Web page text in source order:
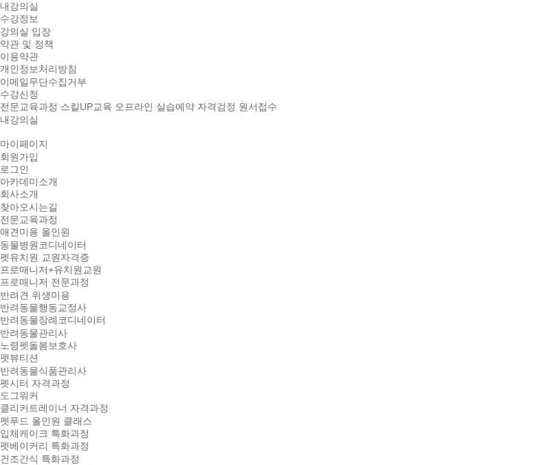
내강의실
수강정보
강의실 입장
약관 및 정책
이용약관
개인정보처리방침
이메일무단수집거부
수강신청
전문교육과정 스킬UP교육 오프라인 실습예약 자격검정 원서접수
내강의실
마이페이지
회원가입
로그인
아카데미소개
회사소개
찾아오시는길
전문교육과정
애견미용 올인원
동물병원코디네이터
펫유치원 교원자격증
프로매니저+유치원교원
프로매니저 전문과정
반려견 위생미용
반려동물행동교정사
반려동물장례코디네이터
반려동물관리사
노령펫돌봄보호사
펫뷰티션
반려동물식품관리사
펫시터 자격과정
도그워커
클리커트레이너 자격과정
펫푸드 올인원 클래스
입체케이크 특화과정
펫베이커리 특화과정
건조간식 특화과정